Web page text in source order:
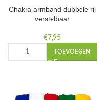
Chakra armband dubbele rij
verstelbaar
€7,95
TOEVOEGEN